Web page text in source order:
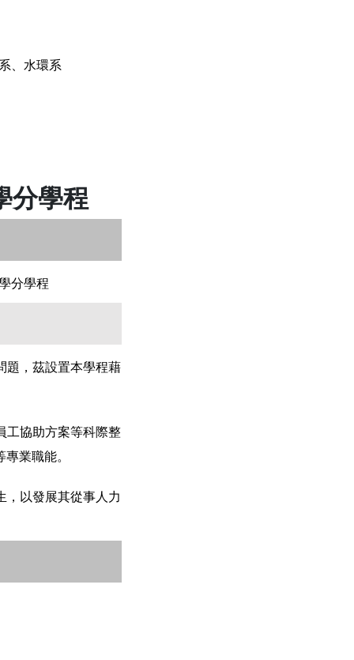
、水環系
分學程
分學程
題，茲設置本學程藉
工協助方案等科際整
業職能。
，以發展其從事人力